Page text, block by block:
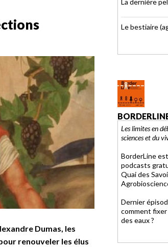
Dumas, les
renouveler les élus
La dernière
Le bestiaire
Les limites en
sciences et du
BorderLine
podcasts
Quai des
Dernier
comment
des eaux ?